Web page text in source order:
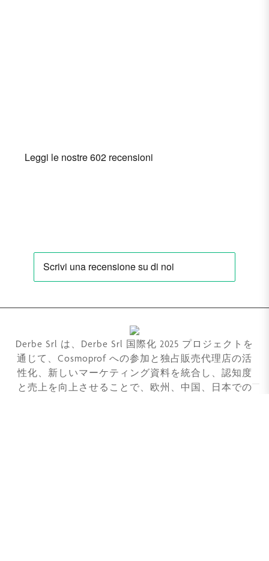
Derbe Srl は、Derbe Srl 国際化 2025 プロジェクトを
通じて、Cosmoprof への参加と独占販売代理店の活
性化、新しいマーケティング資料を統合し、認知度
と売上を向上させることで、欧州、中国、日本での